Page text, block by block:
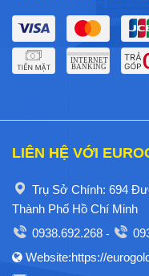
LIÊN HỆ VỚI
Trụ Sở Chính: 694
Thành Phố Hồ Chí Minh
0938.692.268 -
Website:https://